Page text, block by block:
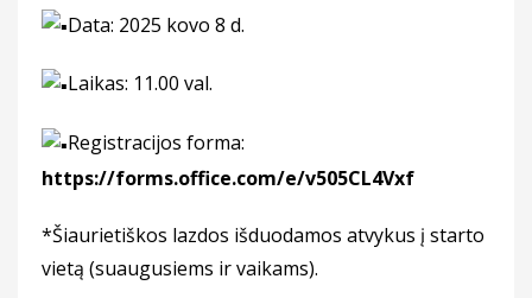
Data: 2025 kovo 8 d.
Laikas: 11.00 val.
Registracijos forma:
https://forms.office.com/e/v505CL4Vxf
*Šiaurietiškos lazdos išduodamos atvykus į starto
vietą (suaugusiems ir vaikams).